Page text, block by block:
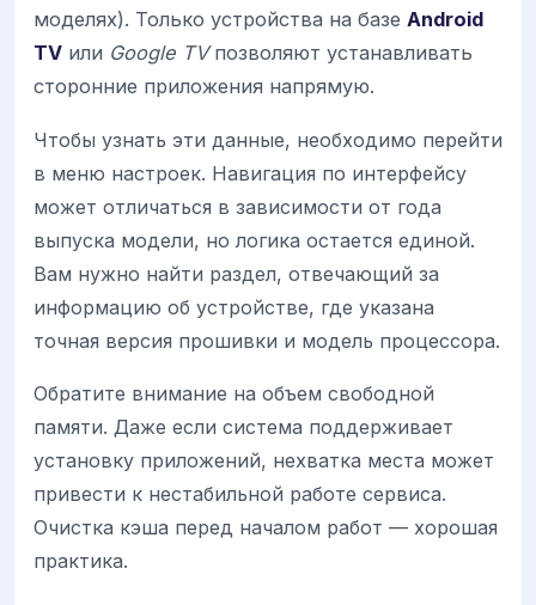
моделях). Только устройства на базе Android
TV или Google TVпозволяют устанавливать
сторонние приложения напрямую.
Чтобы узнать эти данные, необходимо перейти
в меню настроек. Навигация по интерфейсу
может отличаться в зависимости от года
выпуска модели, но логика остается единой.
Вам нужно найти раздел, отвечающий за
информацию об устройстве, где указана
точная версия прошивки и модель процессора.
Обратите внимание на объем свободной
памяти. Даже если система поддерживает
установку приложений, нехватка места может
привести к нестабильной работе сервиса.
Очистка кэша перед началом работ — хорошая
практика.